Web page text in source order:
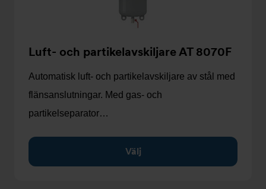
Luft- och partikelavskiljare AT 8070F
Automatisk luft- och partikelavskiljare av stål med
flänsanslutningar. Med gas- och
partikelseparator…
Välj